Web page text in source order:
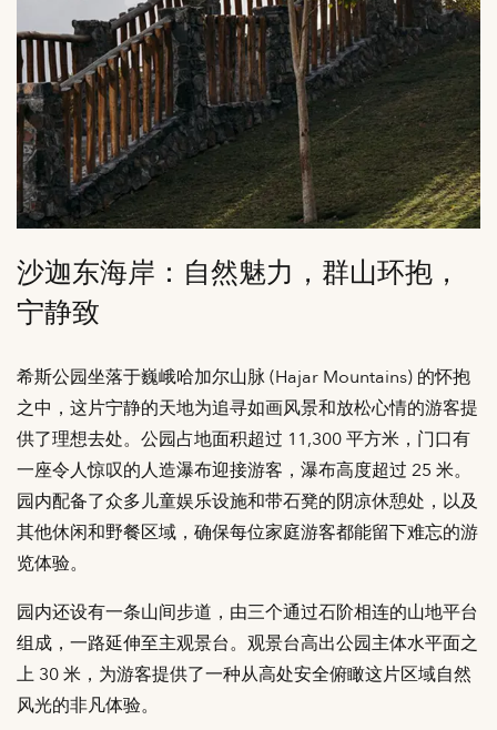
沙迦东海岸：自然魅力，群山环抱，
宁静致
希斯公园坐落于巍峨哈加尔山脉 (Hajar Mountains) 的怀抱
之中，这片宁静的天地为追寻如画风景和放松心情的游客提
供了理想去处。公园占地面积超过 11,300 平方米，门口有
一座令人惊叹的人造瀑布迎接游客，瀑布高度超过 25 米。
园内配备了众多儿童娱乐设施和带石凳的阴凉休憩处，以及
其他休闲和野餐区域，确保每位家庭游客都能留下难忘的游
览体验。
园内还设有一条山间步道，由三个通过石阶相连的山地平台
组成，一路延伸至主观景台。观景台高出公园主体水平面之
上 30 米，为游客提供了一种从高处安全俯瞰这片区域自然
风光的非凡体验。